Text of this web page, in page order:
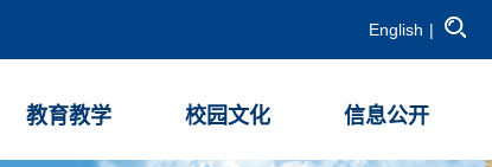
English |
教育教学 校园文化 信息公开